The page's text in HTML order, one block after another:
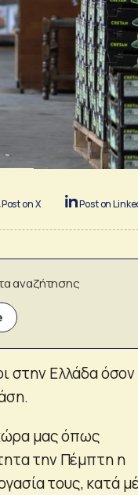
Post on X Post on
αναζήτησης
στην Ελλάδα όσον
μας όπως
την Πέμπτη η
τους, κατά